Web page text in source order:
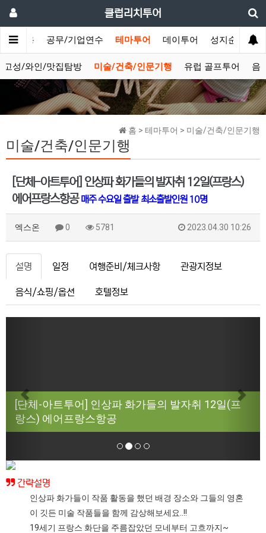
클럽리치투어
인/상용 공무/기업연수 테마투어 데이투어 성지순례
고성/와인/맛집탐방 미술/건축/인문기행 유럽 골프투어 음
홈 > 테마투어 > 미술/건축/인문기행
미술/건축/인문기행
[단체-아트투어] 인상파 화가들의 발자취 12일(프랑스)
에어프랑스항공매주 수요일 출발 최소출발인원 10명
엑스온 0 5781 2023.04.30 10:26
설명 일정 여행준비/체크사항 관광지정보
음식/쇼핑/옵션 호텔정보
[단체-아트투어] 인상파 화가들의 발자취 12일(프
랑스) 에어프랑스항공
간략설명
인상파 화가들이 작품 활동을 했던 배경 장소와 그들의 영혼
이 깃든 미술 작품들을 함께 감상해보세요..!!
19세기 프랑스 화단을 주름잡았던 모네부터 고흐까지~